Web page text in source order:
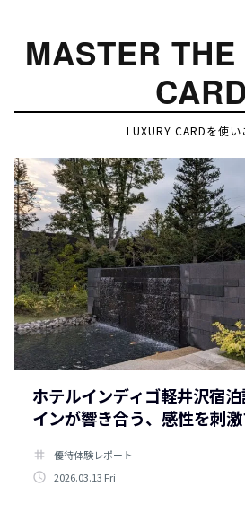
MASTER
CARD
LUXURY CARDを使い
ホテルインディゴ軽井沢宿
インが響き合う、感性を刺
tag
優待体験レポート
access_time 2026.03.13 Fri